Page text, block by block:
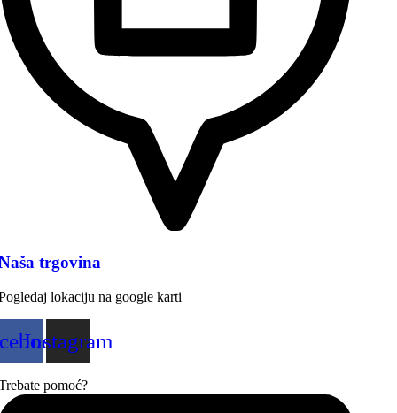
trgovina
lokaciju na google karti
Instagram
pomoć?